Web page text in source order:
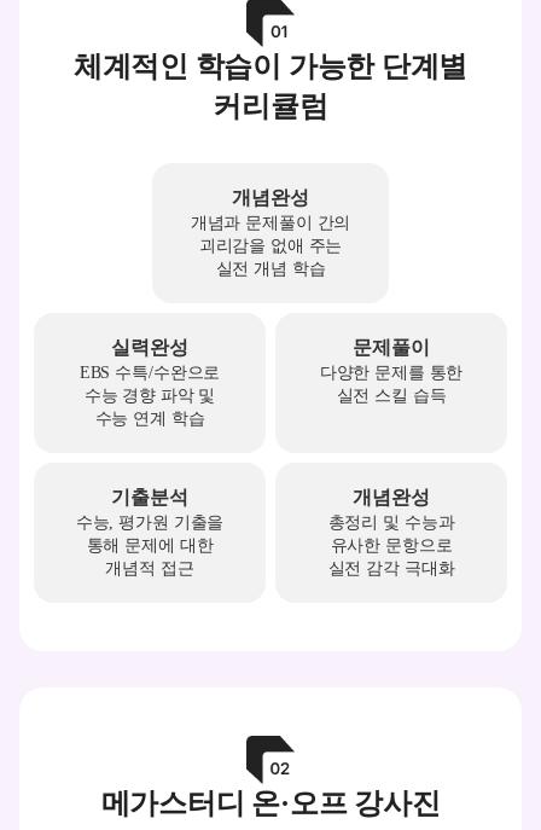
체계적인 학습이 가능한 단계별
커리큘럼
개념완성
개념과 문제풀이 간의
괴리감을 없애 주는
실전 개념 학습
실력완성
EBS 수특/수완으로
수능 경향 파악 및
수능 연계 학습
문제풀이
다양한 문제를 통한
실전 스킬 습득
기출분석
수능, 평가원 기출을
통해 문제에 대한
개념적 접근
개념완성
총정리 및 수능과
유사한 문항으로
실전 감각 극대화
메가스터디 온·오프 강사진